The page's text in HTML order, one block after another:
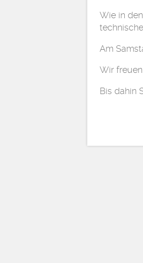
Wie in
Am
Wir
Bis dahin